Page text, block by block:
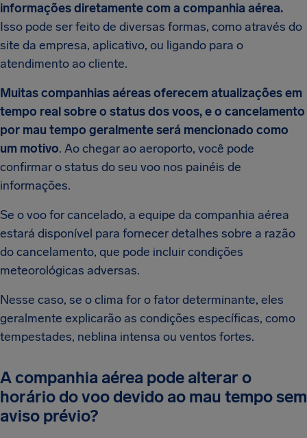
informações diretamente com a companhia aérea.
Isso pode ser feito de diversas formas, como através do
site da empresa, aplicativo, ou ligando para o
atendimento ao cliente.
Muitas companhias aéreas oferecem atualizações em
tempo real sobre o status dos voos, e o cancelamento
por mau tempo geralmente será mencionado como
um motivo. Ao chegar ao aeroporto, você pode
confirmar o status do seu voo nos painéis de
informações.
Se o voo for cancelado, a equipe da companhia aérea
estará disponível para fornecer detalhes sobre a razão
do cancelamento, que pode incluir condições
meteorológicas adversas.
Nesse caso, se o clima for o fator determinante, eles
geralmente explicarão as condições específicas, como
tempestades, neblina intensa ou ventos fortes.
A companhia aérea pode alterar o
horário do voo devido ao mau tempo sem
aviso prévio?